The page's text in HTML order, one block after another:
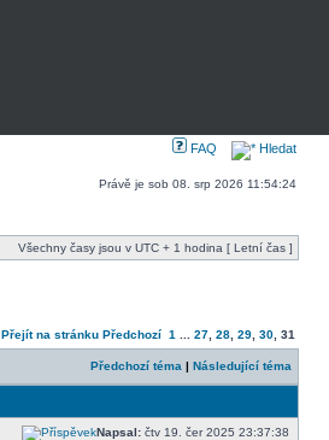
FAQ Hledat
Právě je sob 08. srp 2026 11:54:24
Všechny časy jsou v UTC + 1 hodina [ Letní čas ]
Přejít na stránku Předchozí 1 27 28 29 30 31
Předchozí téma | Následující téma
Napsal: čtv 19. čer 2025 23:37:38